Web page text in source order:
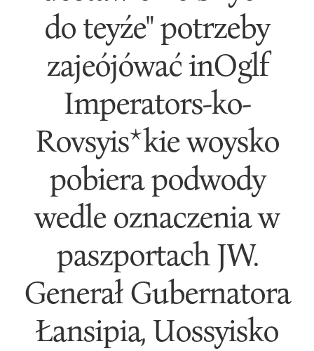
do teyźe" potrzeby
zajeójówać inOglf
Imperators-ko-
Rovsyis*kie woysko
pobiera podwody
wedle oznaczenia w
paszportach JW.
Generał Gubernatora
Łansipia, Uossyisko